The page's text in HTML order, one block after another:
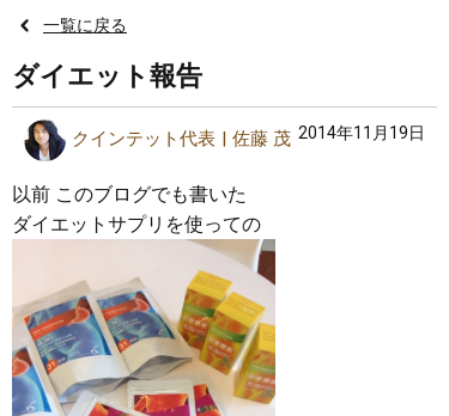
一覧に戻る
ダイエット報告
クインテット代表 佐藤 茂 2014年11月19日
以前 このブログでも書いた
ダイエットサプリを使っての